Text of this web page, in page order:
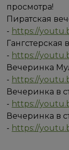
просмотра!
Пиратская
- https://
Гангстерская
- https://
Вечеринка
- https://
Вечеринка в
- https://
Вечеринка в
- https://